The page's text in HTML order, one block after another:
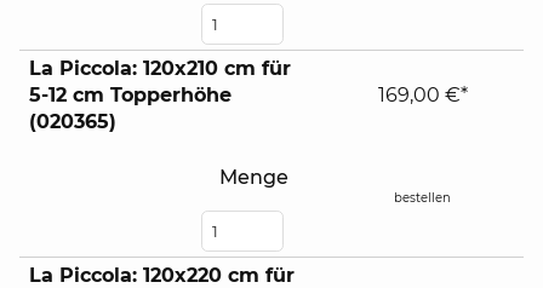
La Piccola: 120x210 cm für
5-12 cm Topperhöhe
(020365)
Menge
169,00 €*
bestellen
La Piccola: 120x220 cm für